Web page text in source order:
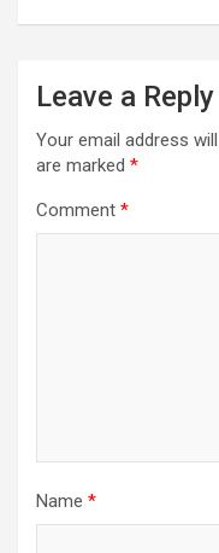
Leave a Reply
Your email address
are marked *
Comment *
Name *